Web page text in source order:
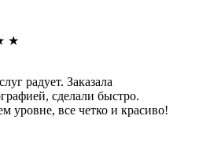
★
радует. Заказала
сделали быстро.
уровне, все четко и красиво!